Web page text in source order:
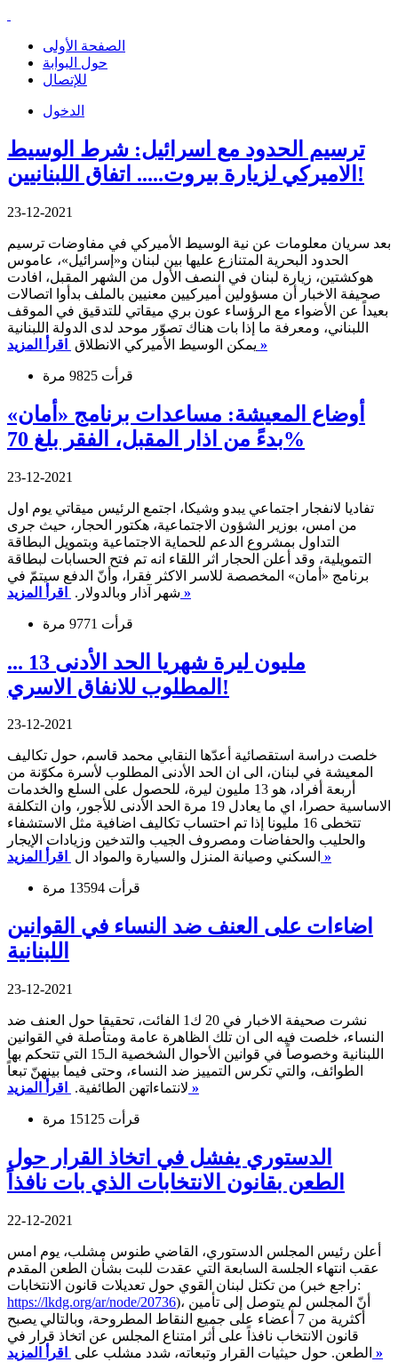
الصفحة الأولى
حول البوابة
للإتصال
الدخول
ترسيم الحدود مع اسرائيل: شرط الوسيط
الاميركي لزيارة بيروت..... اتفاق اللبنانيين!
23-12-2021
بعد سريان معلومات عن نية الوسيط الأميركي في مفاوضات ترسيم
الحدود البحرية المتنازع عليها بين لبنان و«إسرائيل»، عاموس
هوكشتين، زيارة لبنان في النصف الأول من الشهر المقبل، افادت
صحيفة الاخبار أن مسؤولين أميركيين معنيين بالملف بدأوا اتصالات
بعيداً عن الأضواء مع الرؤساء عون بري ميقاتي للتدقيق في الموقف
اللبناني، ومعرفة ما إذا بات هناك تصوّر موحد لدى الدولة اللبنانية
يمكن الوسيط الأميركي الانطلاق اقرأ المزيد »
قرأت 9825 مرة
أوضاع المعيشة: مساعدات برنامج «أمان»
بدءً من اذار المقبل، الفقر بلغ 70%
23-12-2021
تفاديا لانفجار اجتماعي يبدو وشيكا، اجتمع الرئيس ميقاتي يوم اول
من امس، بوزير الشؤون الاجتماعية، هكتور الحجار، حيث جرى
التداول بمشروع الدعم للحماية الاجتماعية وبتمويل البطاقة
التمويلية، وقد أعلن الحجار اثر اللقاء انه تم فتح الحسابات لبطاقة
برنامج «أمان» المخصصة للاسر الاكثر فقرا، وأنّ الدفع سيتمّ في
شهر آذار وبالدولار. اقرأ المزيد »
قرأت 9771 مرة
... 13 مليون ليرة شهريا الحد الأدنى
المطلوب للانفاق الاسري!
23-12-2021
خلصت دراسة استقصائية أعدّها النقابي محمد قاسم، حول تكاليف
المعيشة في لبنان، الى ان الحد الأدنى المطلوب لأسرة مكوّنة من
أربعة أفراد، هو 13 مليون ليرة، للحصول على السلع والخدمات
الاساسية حصرا، اي ما يعادل 19 مرة الحد الأدنى للأجور، وان التكلفة
تتخطى 16 مليونا إذا تم احتساب تكاليف اضافية مثل الاستشفاء
والحليب والحفاضات ومصروف الجيب والتدخين وزيادات الإيجار
السكني وصيانة المنزل والسيارة والمواد ال اقرأ المزيد »
قرأت 13594 مرة
اضاءات على العنف ضد النساء في القوانين
اللبنانية
23-12-2021
نشرت صحيفة الاخبار في 20 ك1 الفائت، تحقيقا حول العنف ضد
النساء، خلصت فيه الى ان تلك الظاهرة عامة ومتأصلة في القوانين
اللبنانية وخصوصاً في قوانين الأحوال الشخصية الـ15 التي تتحكم بها
الطوائف، والتي تكرس التمييز ضد النساء، وحتى فيما بينهنّ تبعاً
لانتماءاتهن الطائفية. اقرأ المزيد »
قرأت 15125 مرة
الدستوري يفشل في اتخاذ القرار حول
الطعن بقانون الانتخابات الذي بات نافذاً
22-12-2021
أعلن رئيس المجلس الدستوري، القاضي طنوس مشلب، يوم امس
عقب انتهاء الجلسة السابعة التي عقدت للبت بشأن الطعن المقدم
من تكتل لبنان القوي حول تعديلات قانون الانتخابات (راجع خبر:
https://lkdg.org/ar/node/20736)، أنّ المجلس لم يتوصل إلى تأمين
أكثرية من 7 أعضاء على جميع النقاط المطروحة، وبالتالي يصبح
قانون الانتخاب نافذاً على أثر امتناع المجلس عن اتخاذ قرار في
الطعن. حول حيثيات القرار وتبعاته، شدد مشلب على اقرأ المزيد »